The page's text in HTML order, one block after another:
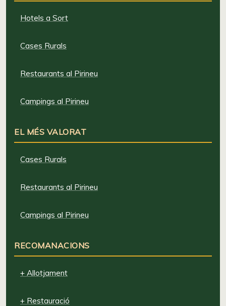
Hotels a Sort
Cases Rurals
Restaurants al Pirineu
Campings al Pirineu
EL MÉS VALORAT
Cases Rurals
Restaurants al Pirineu
Campings al Pirineu
RECOMANACIONS
+ Allotjament
+ Restauració